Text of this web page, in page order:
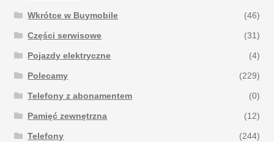
Wkrótce w Buymobile (46)
Części serwisowe (31)
Pojazdy elektryczne (4)
Polecamy (229)
Telefony z abonamentem (0)
Pamięć zewnętrzna (12)
Telefony (244)